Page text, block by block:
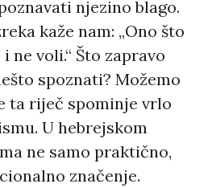
njezino blago.
kaže nam: „Ono što
ne voli.“ Što zapravo
spoznati? Možemo
ta riječ spominje vrlo
U hebrejskom
ne samo praktično,
značenje.